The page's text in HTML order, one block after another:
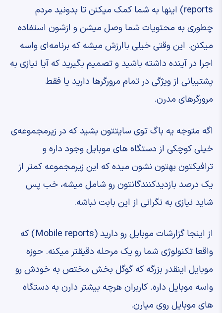
reports) ‫اینها به شما کمک میکنن تا ‫بدونید مردم
چطوری به محتویات شما ‫وصل میشن و ازشون استفاده
میکنن. ‫این وقتی خیلی باارزش میشه که برنامه‌ای ‫واسه
اجرا در آینده داشته باشید ‫و تصمیم بگیرید که آیا نیازی به
‫پشتیبانی از ویژگی ‫در تمام مرورگرها دارید یا فقط
مرورگرهای مدرن.
‫اگه متوجه یه باگ توی سایتتون بشید ‫که در زیرمجموعه‌ی
خیلی کوچکی از ‫دستگاه های موبایل وجود داره ‫و
ترافیکتون بهتون نشون میده که این زیرمجموعه کمتر از
‫یک درصد بازدیدکنندگانتون رو شامل میشه، ‫خب پس
شاید نیازی به نگرانی از این بابت نباشه.
‫از اینجا گزارشات موبایل رو دارید ‫(Mobile reports) ‫که
واقعا تکنولوژی شما رو یک مرحله ‫دقیقتر میکنه. ‫حوزه
موبایل اینقدر بزرگه که گوگل ‫بخش مختص به خودش رو
واسه موبایل داره. ‫کاربران هرچه بیشتر دارن به ‫دستگاه
های موبایل روی میارن.